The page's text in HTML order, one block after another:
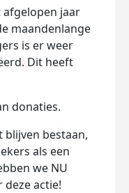
afgelopen jaar
maandenlange
is er weer
Dit heeft
donaties.
bestaan,
als een
we NU
actie!